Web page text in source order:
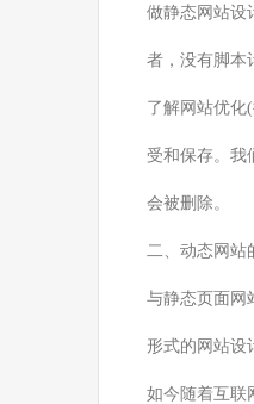
做静态网站设
者，没有脚本
了解网站优化
受和保存。我
会被删除。
二、动态网站
与静态页面网
形式的网站设
如今随着互联